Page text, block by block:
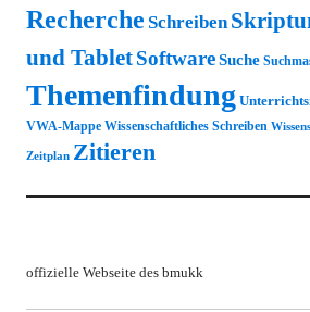
Recherche Schreiben
und TabletSoftwareSuche
Themenfindung
VWA-Mappe Wissenschaftliches Schreiben
Zeitplan Zitieren
offizielle Webseite des bmukk